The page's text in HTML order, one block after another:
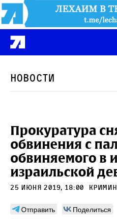
Новости
Прокуратура
обвинения с
обвиняемого в
израильской
25 июня 2019, 18:00
Отправить Поделиться